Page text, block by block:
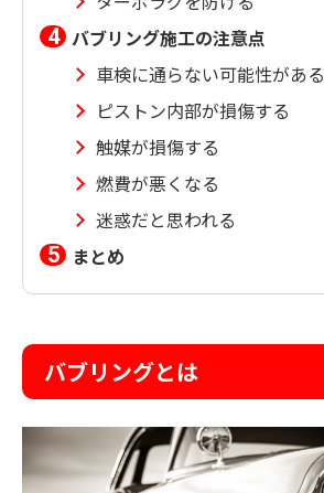
バブリング施工の注意点
車検に通らない可能性がある
ピストン内部が損傷する
触媒が損傷する
燃費が悪くなる
迷惑だと思われる
まとめ
バブリングとは